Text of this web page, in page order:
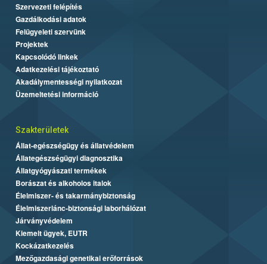
Szervezeti felépítés
Gazdálkodási adatok
Felügyeleti szervünk
Projektek
Kapcsolódó linkek
Adatkezelési tájékoztató
Akadálymentességi nyilatkozat
Üzemeltetési információ
Szakterületek
Állat-egészségügy és állatvédelem
Állategészségügyi diagnosztika
Állatgyógyászati termékek
Borászat és alkoholos italok
Élelmiszer- és takarmánybiztonság
Élelmiszerlánc-biztonsági laborhálózat
Járványvédelem
Kiemelt ügyek, EUTR
Kockázatkezelés
Mezőgazdasági genetikai erőforrások